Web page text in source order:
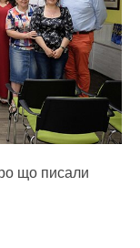
що писали